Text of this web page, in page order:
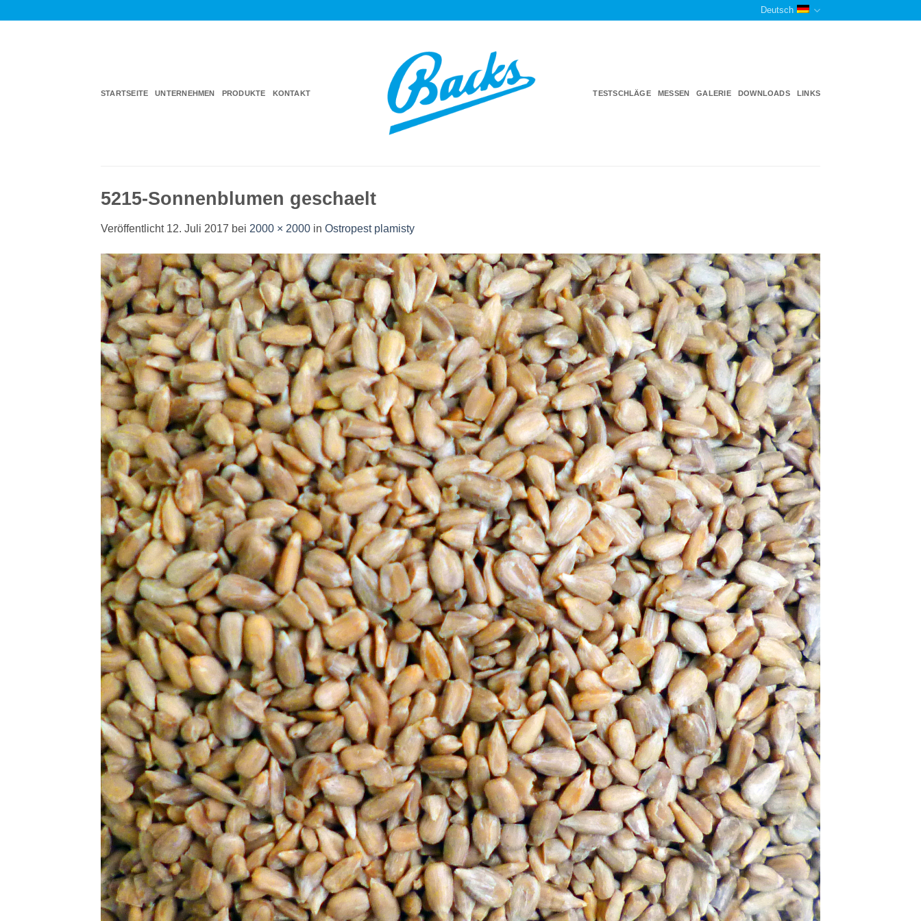
Deutsch
STARTSEITE UNTERNEHMEN PRODUKTE KONTAKT TESTSCHLÄGE MESSEN GALERIE DOWNLOADS LINKS
5215-Sonnenblumen geschaelt
Veröffentlicht 12. Juli 2017 bei 2000 × 2000 in Ostropest plamisty